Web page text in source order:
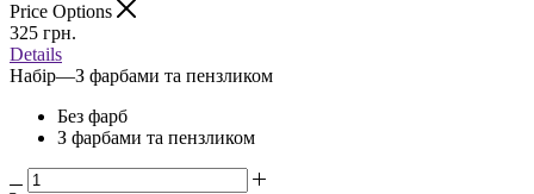
Price Options
325 грн.
Details
Набір—З фарбами та пензликом
Без фарб
З фарбами та пензликом